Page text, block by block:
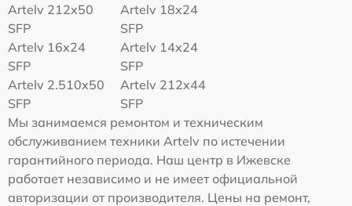
Artelv 212x50
SFP
Artelv 18x24
SFP
Artelv 16x24
SFP
Artelv 14x24
SFP
Artelv 2.510x50
SFP
Artelv 212x44
SFP
Мы занимаемся ремонтом и техническим
обслуживанием техники Artelv по истечении
гарантийного периода. Наш центр в Ижевске
работает независимо и не имеет официальной
авторизации от производителя. Цены на ремонт,